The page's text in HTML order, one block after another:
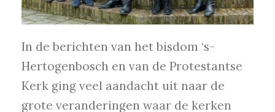
In de berichten van het bisdom ‘s-
Hertogenbosch en van de Protestantse
Kerk ging veel aandacht uit naar de
grote veranderingen waar de kerken